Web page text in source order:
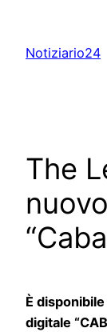
content
Notiziario24
The
È
digitale